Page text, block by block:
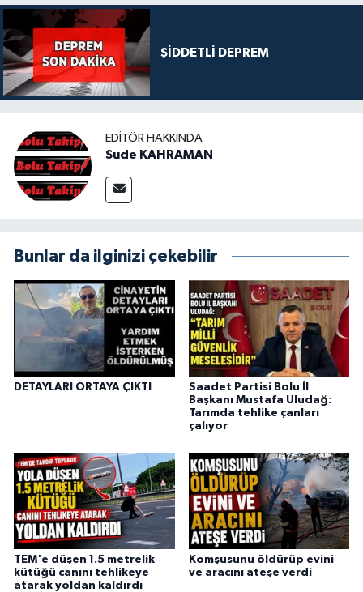
ŞİDDETLİ DEPREM
EDITÖR HAKKINDA
Sude KAHRAMAN
Bunlar da ilginizi çekebilir
DETAYLARI ORTAYA ÇIKTI
Saadet Partisi Bolu İl
Başkanı Mustafa Uludağ:
Tarımda tehlike çanları
çalıyor
TEM'e düşen 1.5 metrelik
kütüğü canını tehlikeye
atarak yoldan kaldırdı
Komşusunu öldürüp evini
ve aracını ateşe verdi